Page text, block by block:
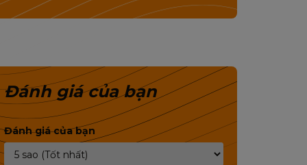
Đánh giá của bạn
Đánh giá của bạn